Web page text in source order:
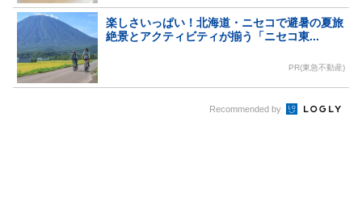
楽しさいっぱい！北海道・ニセコで避暑の夏旅
絶景とアクティビティが揃う「ニセコ東...
PR(東急不動産)
Recommended by